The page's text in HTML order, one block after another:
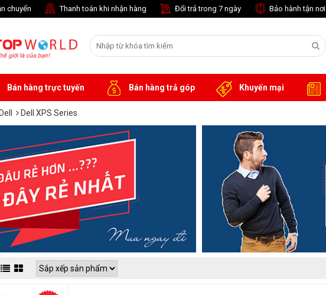
chuyển Thanh toán khi nhận hàng Đổi trả trong 7 ngày Bảo hành tận nơi
Bán hàng trực tuyến Bán hàng trả góp Khuyến mại
Dell XPS Series